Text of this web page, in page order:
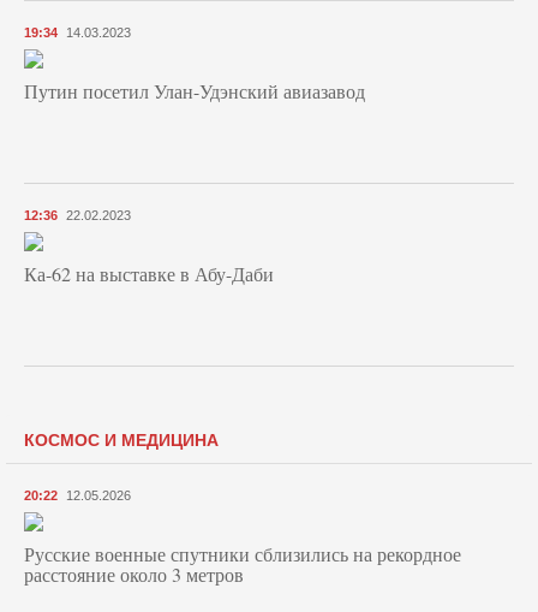
19:34 14.03.2023
Путин посетил Улан-Удэнский авиазавод
12:36 22.02.2023
Ка-62 на выставке в Абу-Даби
КОСМОС И МЕДИЦИНА
20:22 12.05.2026
Русские военные спутники сблизились на рекордное
расстояние около 3 метров